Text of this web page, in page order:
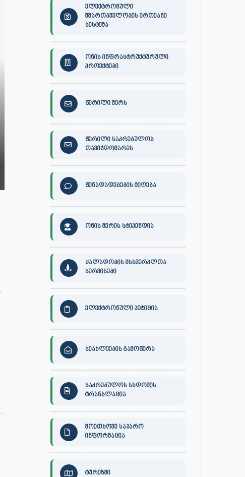
ელექტრონული
მმართბველობის ერთიანი
სისტემა
ონის ინფრასტრუქტურული
პროექტები
წერილი მერს
წერილი საკრებულოს
თავმჯდომარეს
წინადადებების მიღება
ონის მერის სტიპენდია
ძალადობის მსხვერპლთა
სერვისები
ელექტრონული პეტიცია
სიახლეების გამოწერა
საკრებულოს სხდომის
ტრანსლაცია
მოითხოვე საჯარო
ინფორმაცია
ტურიზმი